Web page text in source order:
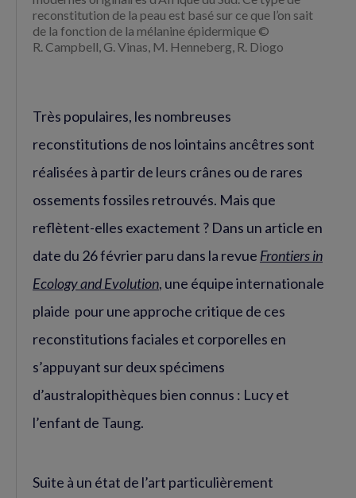
reconstitution de la peau est basé sur ce que l’on sait
de la fonction de la mélanine épidermique ©
R. Campbell, G. Vinas, M. Henneberg, R. Diogo
Très populaires, les nombreuses
reconstitutions de nos lointains ancêtres sont
réalisées à partir de leurs crânes ou de rares
ossements fossiles retrouvés. Mais que
reflètent-elles exactement ? Dans un article en
date du 26 février paru dans la revue Frontiers in
Ecology and Evolution, une équipe internationale
plaide pour une approche critique de ces
reconstitutions faciales et corporelles en
s’appuyant sur deux spécimens
d’australopithèques bien connus : Lucy et
l’enfant de Taung.
Suite à un état de l’art particulièrement